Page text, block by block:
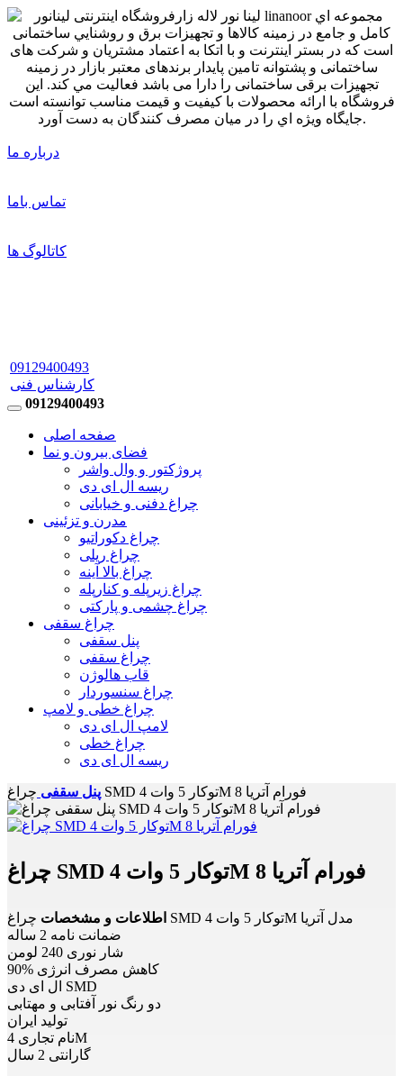
درباره ما
تماس باما
کاتالوگ ها
09129400493
کارشناس فنی
09129400493
صفحه اصلی
فضای بیرون و نما
پروژکتور و وال واشر
ریسه ال ای دی
چراغ دفنی و خیابانی
مدرن و تزئینی
چراغ دکوراتیو
چراغ ریلی
چراغ بالا آینه
چراغ زیرپله و کنارپله
چراغ چشمی و پارکتی
چراغ سقفی
پنل سقفی
چراغ سقفی
قاب هالوژن
چراغ سنسوردار
چراغ خطی و لامپ
لامپ ال ای دی
چراغ خطی
ریسه ال ای دی
پنل سقفی چراغ SMD توکار 5 وات 4M فورام آتریا 8
چراغ SMD توکار 5 وات 4M فورام آتریا 8
اطلاعات و مشخصات
چراغ SMD توکار 5 وات 4M مدل آتریا
ضمانت نامه 2 ساله
شار نوری 240 لومن
90% کاهش مصرف انرژی
ال ای دی SMD
دو رنگ نور آفتابی و مهتابی
تولید ایران
نام تجاری 4M
گارانتی 2 سال